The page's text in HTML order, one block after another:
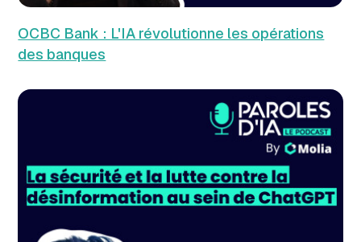
OCBC Bank : L'IA révolutionne les opérations
des banques